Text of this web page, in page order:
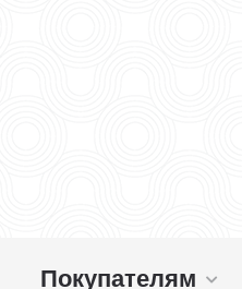
Покупателям